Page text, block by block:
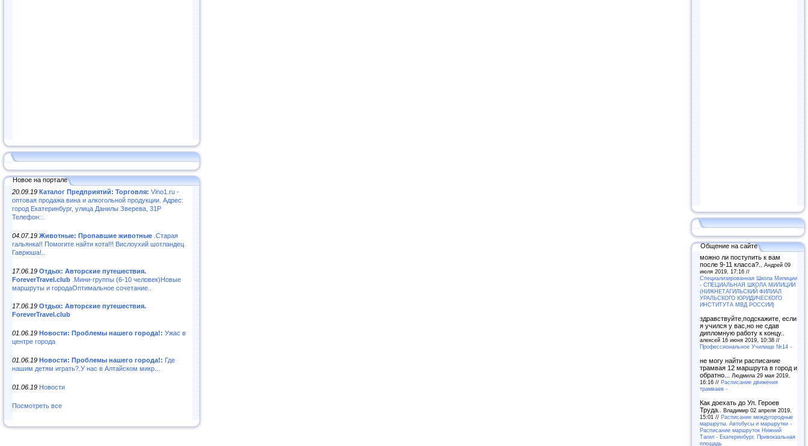
Новое на портале
20.09.19 Каталог Предприятий: Торговля: Vino1.ru -
оптовая продажа вина и алкогольной продукции. Адрес:
город Екатеринбург, улица Данилы Зверева, 31Р
Телефон:..
04.07.19 Животные: Пропавшие животные .Старая
гальянка!! Помогите найти кота!!! Вислоухий шотландец
Гаврюша!..
17.06.19 Отдых: Авторские путешествия.
ForeverTravel.club .Мини-группы (6-10 человек)Новые
маршруты и городаОптимальное сочетание..
17.06.19 Отдых: Авторские путешествия.
ForeverTravel.club
01.06.19 Новости: Проблемы нашего города!: Ужас в
центре города
01.06.19 Новости: Проблемы нашего города!: Где
нашим детям играть?.У нас в Алтайском микр...
01.06.19 Новости
Посмотреть все
Общение на сайте
можно ли поступить к вам
после 9-11 класса?.. Андрей 09
июля 2019, 17:16 //
Специализированная Школа Милиции
- СПЕЦИАЛЬНАЯ ШКОЛА МИЛИЦИИ
(НИЖНЕТАГИЛЬСКИЙ ФИЛИАЛ
УРАЛЬСКОГО ЮРИДИЧЕСКОГО
ИНСТИТУТА МВД РОССИИ)
здравствуйте,подскажите, если
я учился у вас,но не сдав
дипломную работу к концу..
алексей 16 июня 2019, 10:38 //
Профессиональное Училище №14 -
не могу найти расписание
трамвая 12 маршрута в город и
обратно...
Людмила 29 мая 2019,
16:16 // Расписание движения
трамваев -
Как доехать до Ул. Героев
Труда.. Владимир 02 апреля 2019,
15:01 // Расписание междугородные
маршруты. Автобусы и маршрутки -
Расписание маршруток Нижний
Тагил - Екатеринбург. Привокзальная
площадь